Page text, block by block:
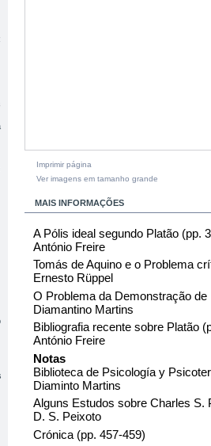
Imprimir página
Ver imagens em tamanho grande
MAIS INFORMAÇÕES
A Pólis ideal segundo Platão (pp.
António Freire
Tomás de Aquino e o Problema
Ernesto Rüppel
O Problema da Demonstração
Diamantino Martins
Bibliografia recente sobre Platão
António Freire
Notas
Biblioteca de Psicología y
Diaminto Martins
Alguns Estudos sobre Charles S.
D. S. Peixoto
Crónica (pp. 457-459)